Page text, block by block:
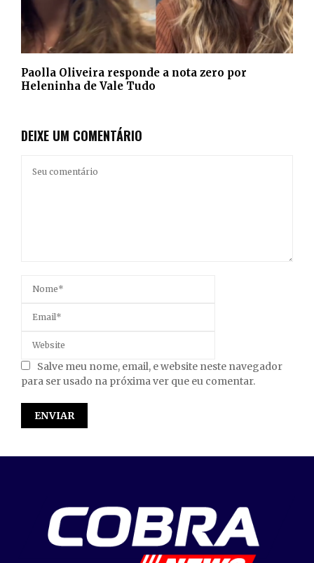
Paolla Oliveira responde a nota zero por
Heleninha de Vale Tudo
DEIXE UM COMENTÁRIO
Salve meu nome, email, e website neste navegador
para ser usado na próxima ver que eu comentar.